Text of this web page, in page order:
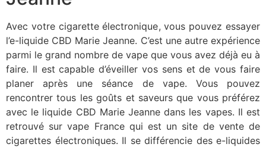
Avec votre cigarette électronique, vous pouvez essayer
l’e-liquide CBD Marie Jeanne. C’est une autre expérience
parmi le grand nombre de vape que vous avez déjà eu à
faire. Il est capable d’éveiller vos sens et de vous faire
planer après une séance de vape. Vous pouvez
rencontrer tous les goûts et saveurs que vous préférez
avec le liquide CBD Marie Jeanne dans les vapes. Il est
retrouvé sur vape France qui est un site de vente de
cigarettes électroniques. Il se différencie des e-liquides